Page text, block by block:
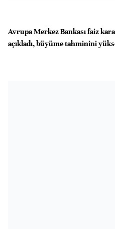
Avrupa Merkez Bankası faiz
açıkladı, büyüme tahminini